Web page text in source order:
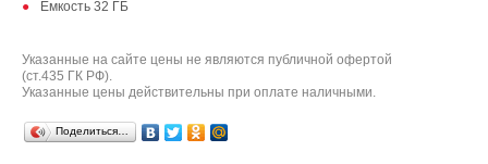
Ёмкость 32 ГБ
Указанные на сайте цены не являются публичной офертой
(ст.435 ГК РФ).
Указанные цены действительны при оплате наличными.
Поделиться…